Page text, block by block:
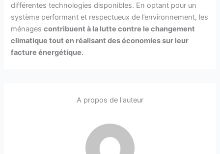
différentes technologies disponibles. En optant pour un
système performant et respectueux de l’environnement, les
ménagescontribuent à la lutte contre le changement
climatique tout en réalisant des économies sur leur
facture énergétique.
A propos de l'auteur